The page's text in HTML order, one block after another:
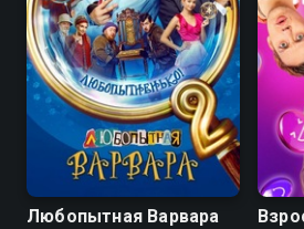
8.1
Любопытная Варвара
8.1